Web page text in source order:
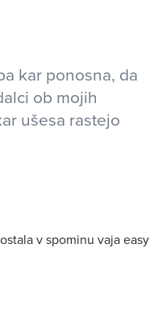
kar ponosna, da
ob mojih
ušesa rastejo
v spominu vaja easy